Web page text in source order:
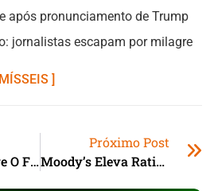
após pronunciamento de Trump
jornalistas escapam por milagre
MÍSSEIS ]
Papa Fala Sobre O Futuro Da Igreja Católica
Próximo Post
Moody’s Eleva Rating Do Brasil